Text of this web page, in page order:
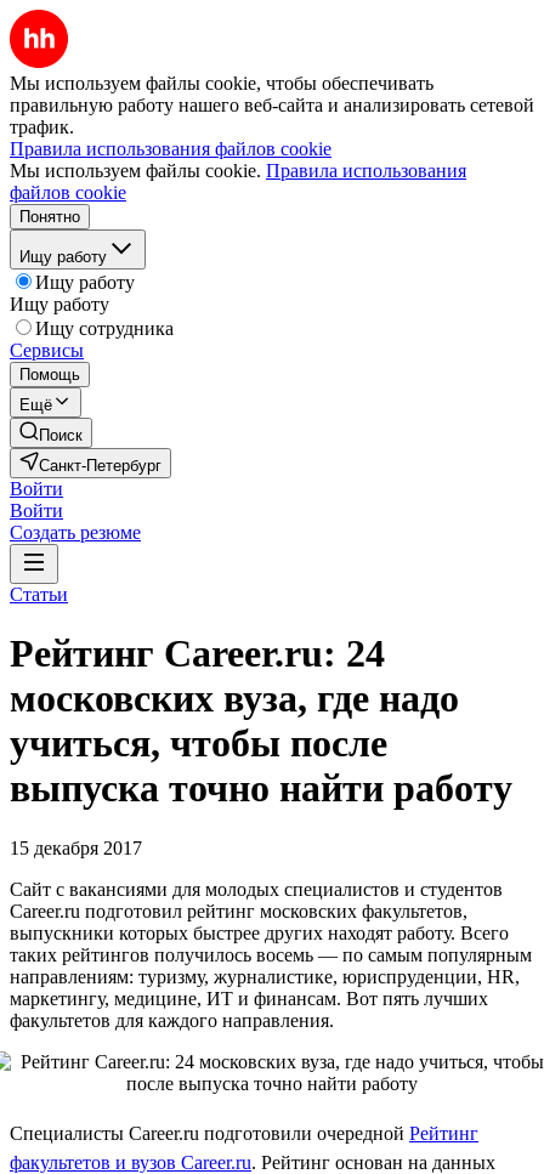
Мы используем файлы cookie, чтобы обеспечивать
правильную работу нашего веб-сайта и анализировать сетевой
трафик.
Правила использования файлов cookie
Мы используем файлы cookie. Правила использования
файлов cookie
Понятно
Ищу работу
Ищу работу
Ищу работу
Ищу сотрудника
Сервисы
Помощь
Ещё
Поиск
Санкт-Петербург
Войти
Войти
Создать резюме
Статьи
Рейтинг Career.ru: 24
московских вуза, где надо
учиться, чтобы после
выпуска точно найти работу
15 декабря 2017
Сайт с вакансиями для молодых специалистов и студентов
Career.ru подготовил рейтинг московских факультетов,
выпускники которых быстрее других находят работу. Всего
таких рейтингов получилось восемь — по самым популярным
направлениям: туризму, журналистике, юриспруденции, HR,
маркетингу, медицине, ИТ и финансам. Вот пять лучших
факультетов для каждого направления.
Специалисты Career.ru подготовили очередной Рейтинг
факультетов и вузов Career.ru. Рейтинг основан на данных